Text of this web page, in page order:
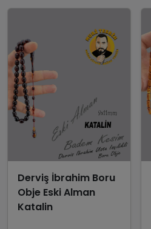
Derviş İbrahim Boru
Obje Eski Alman
Katalin